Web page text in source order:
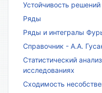
Устойчивость решений
Ряды
Ряды и интегралы
Справочник - А.А.
Статистический
исследованиях
Сходимость